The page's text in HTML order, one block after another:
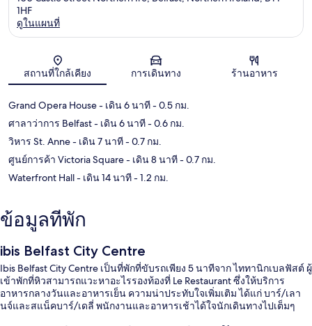
แผนที่
1HF
ดูในแผนที่
สถานที่ใกล้เคียง การเดินทาง ร้านอาหาร
Grand Opera House- เดิน 6 นาที- 0.5 กม.
ศาลาว่าการ Belfast- เดิน 6 นาที- 0.6 กม.
วิหาร St. Anne- เดิน 7 นาที- 0.7 กม.
ศูนย์การค้า Victoria Square- เดิน 8 นาที- 0.7 กม.
Waterfront Hall- เดิน 14 นาที- 1.2 กม.
ข้อมูลที่พัก
ibis Belfast City Centre
Ibis Belfast City Centre เป็นที่พักที่ขับรถเพียง 5 นาทีจาก ไททานิกเบลฟัสต์ ผู้
เข้าพักที่หิวสามารถแวะหาอะไรรองท้องที่ Le Restaurant ซึ่งให้บริการ
อาหารกลางวันและอาหารเย็น ความน่าประทับใจเพิ่มเติม ได้แก่ บาร์/เลา
นจ์และสแน็คบาร์/เดลี่ พนักงานและอาหารเช้าได้ใจนักเดินทางไปเต็มๆ